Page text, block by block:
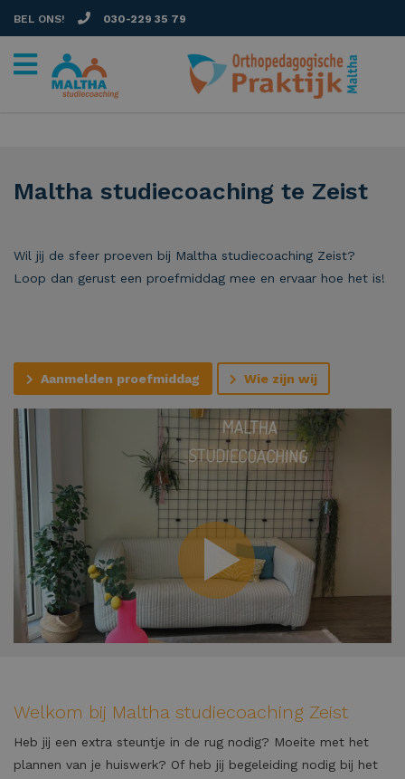
BEL ONS! 030-229 35 79
Maltha studiecoaching te Zeist
Wil jij de sfeer proeven bij Maltha studiecoaching Zeist?
Loop dan gerust een proefmiddag mee en ervaar hoe het is!
Aanmelden proefmiddag Wie zijn wij
Welkom bij Maltha studiecoaching Zeist
Heb jij een extra steuntje in de rug nodig? Moeite met het
plannen van je huiswerk? Of heb jij begeleiding nodig bij het